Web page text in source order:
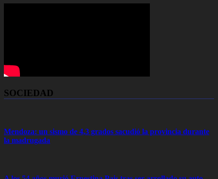
SOCIEDAD
Mendoza: un sismo de 4,3 grados sacudió la provincia durante
la madrugada